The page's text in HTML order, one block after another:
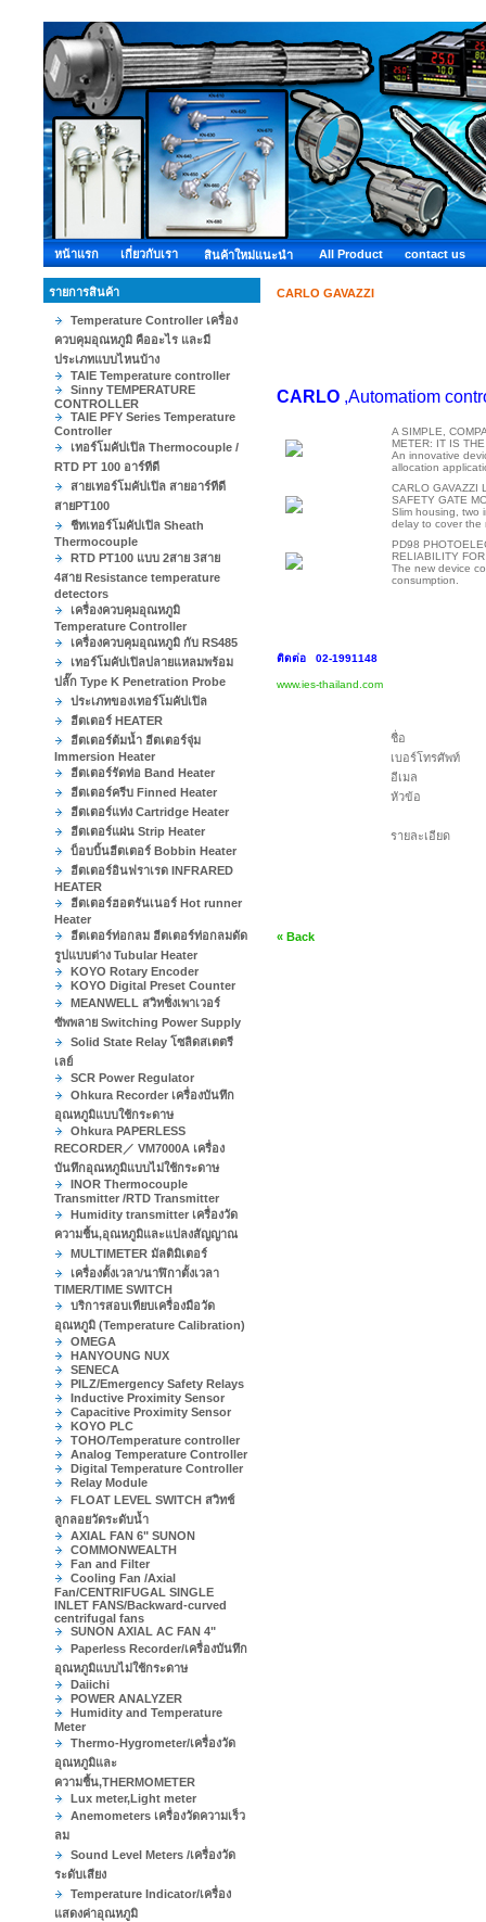
หน้าแรก เกี่ยวกับเรา สินค้าใหม่แนะนำ All Product contact us
รายการสินค้า
Temperature Controller เครื่อง
ควบคุมอุณหภูมิ คืออะไร และมี
ประเภทแบบไหนบ้าง
TAIE Temperature controller
Sinny TEMPERATURE
CONTROLLER
TAIE PFY Series Temperature
Controller
เทอร์โมคัปเปิล Thermocouple /
RTD PT 100 อาร์ทีดี
สายเทอร์โมคัปเปิล สายอาร์ทีดี
สายPT100
ชีทเทอร์โมคัปเปิล Sheath
Thermocouple
RTD PT100 แบบ 2สาย 3สาย
4สาย Resistance temperature
detectors
เครื่องควบคุมอุณหภูมิ
Temperature Controller
เครื่องควบคุมอุณหภูมิ กับ RS485
เทอร์โมคัปเปิลปลายแหลมพร้อม
ปลั๊ก Type K Penetration Probe
ประเภทของเทอร์โมคัปเปิล
ฮีตเตอร์ HEATER
ฮีตเตอร์ต้มน้ำ ฮีตเตอร์จุ่ม
Immersion Heater
ฮีตเตอร์รัดท่อ Band Heater
ฮีตเตอร์ครีบ Finned Heater
ฮีตเตอร์แท่ง Cartridge Heater
ฮีตเตอร์แผ่น Strip Heater
บ็อบบิ้นฮีตเตอร์ Bobbin Heater
ฮีตเตอร์อินฟราเรด INFRARED
HEATER
ฮีตเตอร์ฮอตรันเนอร์ Hot runner
Heater
ฮีตเตอร์ท่อกลม ฮีตเตอร์ท่อกลมดัด
รูปแบบต่าง Tubular Heater
KOYO Rotary Encoder
KOYO Digital Preset Counter
MEANWELL สวิทชิ่งเพาเวอร์
ซัพพลาย Switching Power Supply
Solid State Relay โซลิดสเตตรี
เลย์
SCR Power Regulator
Ohkura Recorder เครื่องบันทึก
อุณหภูมิแบบใช้กระดาษ
Ohkura PAPERLESS
RECORDER／ VM7000A เครื่อง
บันทึกอุณหภูมิแบบไม่ใช้กระดาษ
INOR Thermocouple
Transmitter /RTD Transmitter
Humidity transmitter เครื่องวัด
ความชื้น,อุณหภูมิและแปลงสัญญาณ
MULTIMETER มัลติมิเตอร์
เครื่องตั้งเวลา/นาฬิกาตั้งเวลา
TIMER/TIME SWITCH
บริการสอบเทียบเครื่องมือวัด
อุณหภูมิ (Temperature Calibration)
OMEGA
HANYOUNG NUX
SENECA
PILZ/Emergency Safety Relays
Inductive Proximity Sensor
Capacitive Proximity Sensor
KOYO PLC
TOHO/Temperature controller
Analog Temperature Controller
Digital Temperature Controller
Relay Module
FLOAT LEVEL SWITCH สวิทช์
ลูกลอยวัดระดับน้ำ
AXIAL FAN 6" SUNON
COMMONWEALTH
Fan and Filter
Cooling Fan /Axial
Fan/CENTRIFUGAL SINGLE
INLET FANS/Backward-curved
centrifugal fans
SUNON AXIAL AC FAN 4"
Paperless Recorder/เครื่องบันทึก
อุณหภูมิแบบไม่ใช้กระดาษ
Daiichi
POWER ANALYZER
Humidity and Temperature
Meter
Thermo-Hygrometer/เครื่องวัด
อุณหภูมิและ
ความชื้น,THERMOMETER
Lux meter,Light meter
Anemometers เครื่องวัดความเร็ว
ลม
Sound Level Meters /เครื่องวัด
ระดับเสียง
Temperature Indicator/เครื่อง
แสดงค่าอุณหภูมิ
CARLO GAVAZZI
CARLO ,Automatiom
A SIMPLE,
METER: IT IS
An innovative
allocation
CARLO GAVAZZI
SAFETY GATE
Slim housing, two
delay to cover the
PD98
RELIABILITY
The new device
consumption.
ติดต่อ 02-1991148
www.ies-thailand.com
ชื่อ
เบอร์โทรศัพท์
อีเมล
หัวข้อ
รายละเอียด
« Back